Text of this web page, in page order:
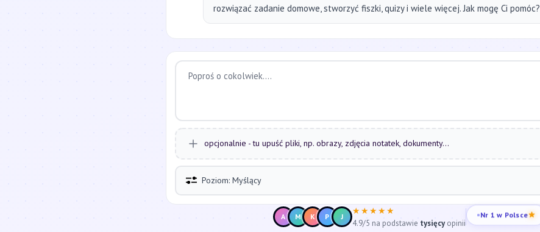
rozwiązać zadanie domowe, stworzyć fiszki, quizy i wiele więcej. Jak mogę Ci pomóc?
opcjonalnie - tu upuść pliki, np. obrazy, zdjęcia notatek, dokumenty...
Poziom: Myślący
A M K P J
★★★★★
4.9/5 na podstawie tysięcyopinii
Nr 1 w Polsce